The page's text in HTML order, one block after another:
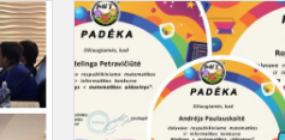
Gamtosauginis
forumas,
skirtas
Pasaulinei
Žemės